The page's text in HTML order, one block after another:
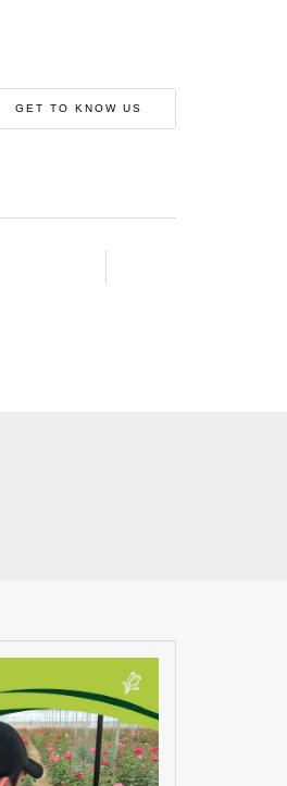
GET TO KNOW US